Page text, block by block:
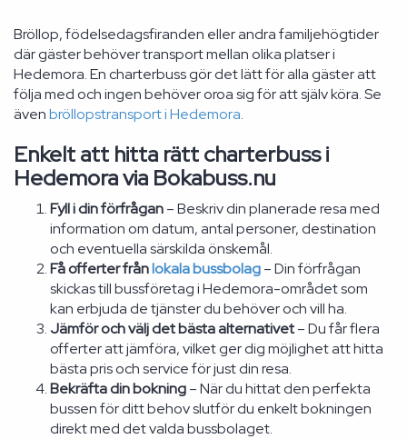
Bröllop, födelsedagsfiranden eller andra familjehögtider
där gäster behöver transport mellan olika platser i
Hedemora. En charterbuss gör det lätt för alla gäster att
följa med och ingen behöver oroa sig för att själv köra. Se
ävenbröllopstransport i Hedemora.
Enkelt att hitta rätt charterbuss i
Hedemora via Bokabuss.nu
Fyll i din förfrågan– Beskriv din planerade resa med
information om datum, antal personer, destination
och eventuella särskilda önskemål.
Få offerter frånlokala bussbolag– Din förfrågan
skickas till bussföretag i Hedemora-området som
kan erbjuda de tjänster du behöver och vill ha.
Jämför och välj det bästa alternativet– Du får flera
offerter att jämföra, vilket ger dig möjlighet att hitta
bästa pris och service för just din resa.
Bekräfta din bokning– När du hittat den perfekta
bussen för ditt behov slutför du enkelt bokningen
direkt med det valda bussbolaget.